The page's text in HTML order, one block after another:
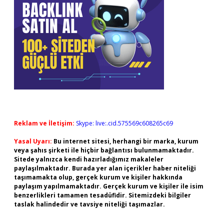
Reklam ve İletişim: Skype: live:.cid.575569c608265c69
Yasal Uyarı: Bu internet sitesi, herhangi bir marka, kurum
veya şahıs şirketi ile hiçbir bağlantısı bulunmamaktadır.
Sitede yalnızca kendi hazırladığımız makaleler
paylaşılmaktadır. Burada yer alan içerikler haber niteliği
taşımamakta olup, gerçek kurum ve kişiler hakkında
paylaşım yapılmamaktadır. Gerçek kurum ve kişiler ile isim
benzerlikleri tamamen tesadüfidir. Sitemizdeki bilgiler
taslak halindedir ve tavsiye niteliği taşımazlar.